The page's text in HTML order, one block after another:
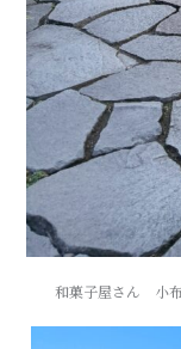
和菓子屋さん 小